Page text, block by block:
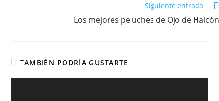
Siguiente entrada
Los mejores peluches de Ojo de Halcón
TAMBIÉN PODRÍA GUSTARTE